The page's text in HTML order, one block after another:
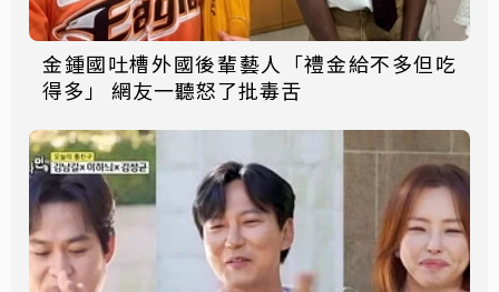
金鍾國吐槽外國後輩藝人「禮金給不多但吃
得多」 網友一聽怒了批毒舌